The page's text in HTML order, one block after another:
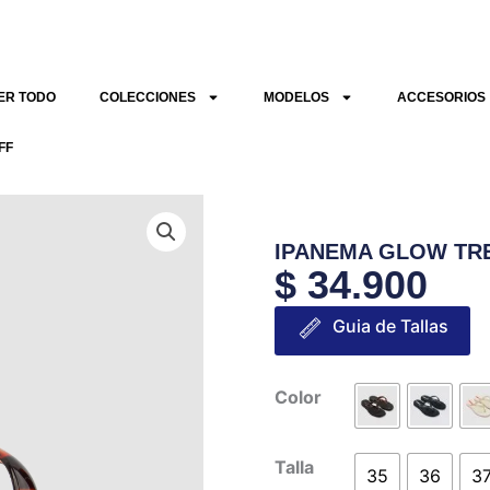
TODO COLECCIONES MODELOS ACCESORIOS
IPANEMA GLOW
$34.900
Guia de Tallas
Color
Talla 35 36
IPANEMA
cantidad